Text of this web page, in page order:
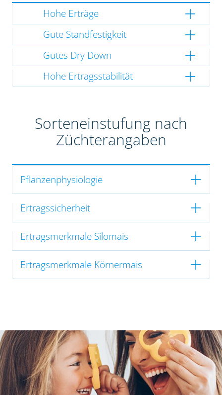
Hohe Erträge
Gute Standfestigkeit
Gutes Dry Down
Hohe Ertragsstabilität
Sorteneinstufung nach
Züchterangaben
Pflanzenphysiologie
Ertragssicherheit
Ertragsmerkmale Silomais
Ertragsmerkmale Körnermais